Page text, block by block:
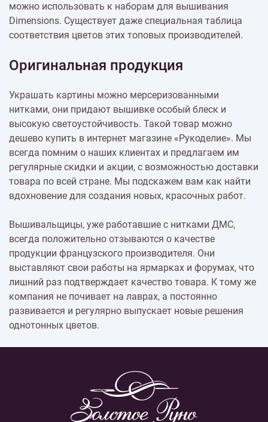
можно использовать к наборам для вышивания
Dimensions. Существует даже специальная таблица
соответствия цветов этих топовых производителей.
Оригинальная продукция
Украшать картины можно мерсеризованными
нитками, они придают вышивке особый блеск и
высокую светоустойчивость. Такой товар можно
дешево купить в интернет магазине «Рукоделие». Мы
всегда помним о наших клиентах и предлагаем им
регулярные скидки и акции, с возможностью доставки
товара по всей стране. Мы подскажем вам как найти
вдохновение для создания новых, красочных работ.
Вышивальщицы, уже работавшие с нитками ДМС,
всегда положительно отзываются о качестве
продукции французского производителя. Они
выставляют свои работы на ярмарках и форумах, что
лишний раз подтверждает качество товара. К тому же
компания не почивает на лаврах, а постоянно
развивается и регулярно выпускает новые решения
однотонных цветов.